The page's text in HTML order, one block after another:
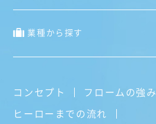
業種から探す
コンセプト
フロームの強み
ヒーローまでの流れ